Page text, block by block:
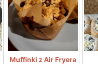
Muffinki z Air Fryera